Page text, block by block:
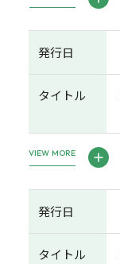
発行日
タイトル
VIEW MORE
発行日
タイトル